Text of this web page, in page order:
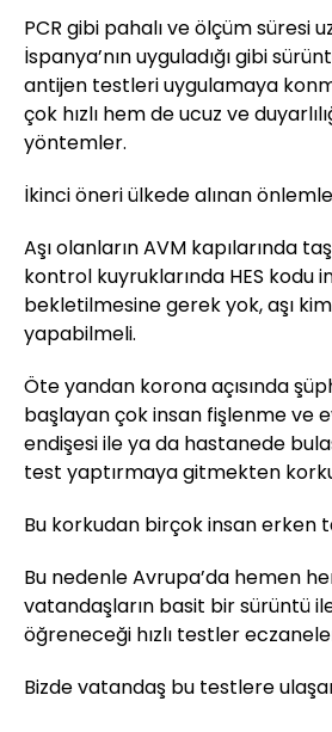
PCR gibi pahalı ve ölçüm süresi
İspanya’nın uyguladığı gibi
antijen testleri uygulamaya
çok hızlı hem de ucuz ve
yöntemler.
İkinci öneri ülkede alınan
Aşı olanların AVM kapılarında
kontrol kuyruklarında HES kodu
bekletilmesine gerek yok, aşı
yapabilmeli.
Öte yandan korona açısında
başlayan çok insan fişlenme ve
endişesi ile ya da hastanede
test yaptırmaya gitmekten
Bu korkudan birçok insan erken
Bu nedenle Avrupa’da hemen
vatandaşların basit bir sürüntü
öğreneceği hızlı testler
Bizde vatandaş bu testlere